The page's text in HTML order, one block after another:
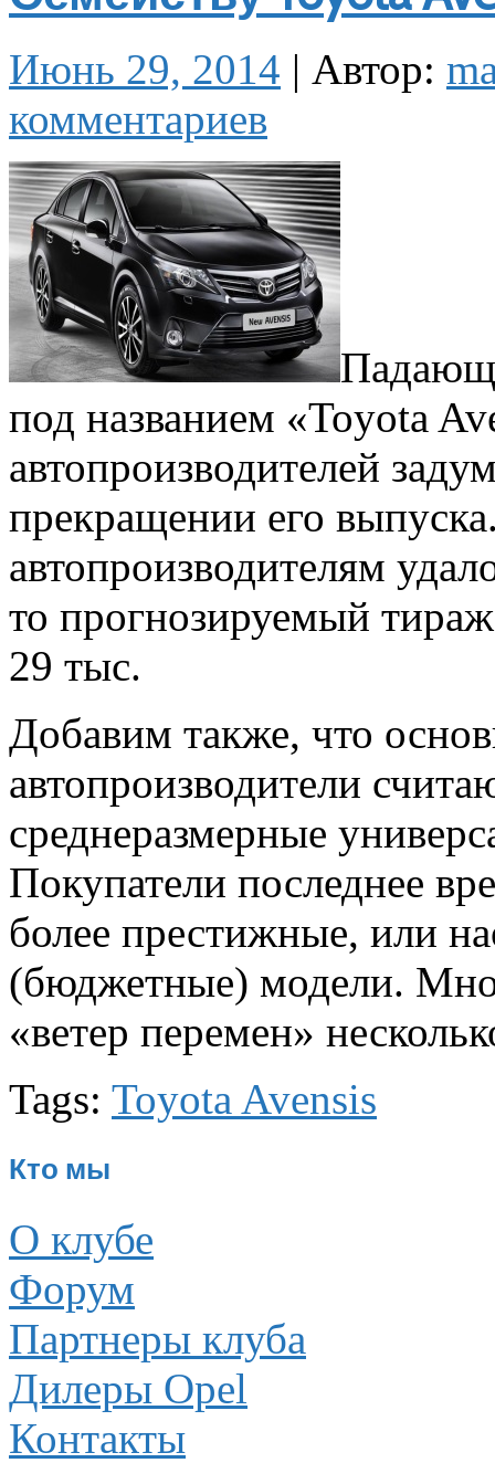
Июнь 29, 2014 | Автор:
комментариев
под названием «Toyota
автопроизводителей
прекращении его
автопроизводителям
то прогнозируемый
29 тыс.
Добавим также, что
автопроизводители
среднеразмерные
Покупатели последнее
более престижные, или
(бюджетные) модели.
«ветер перемен»
Tags: Toyota Avensis
Кто мы
О клубе
Форум
Партнеры клуба
Дилеры Opel
Контакты